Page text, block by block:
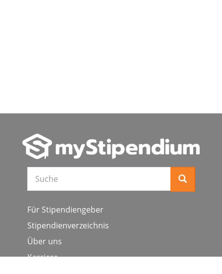
Suche
Für Stipendiengeber
Stipendienverzeichnis
Über uns
Karriere